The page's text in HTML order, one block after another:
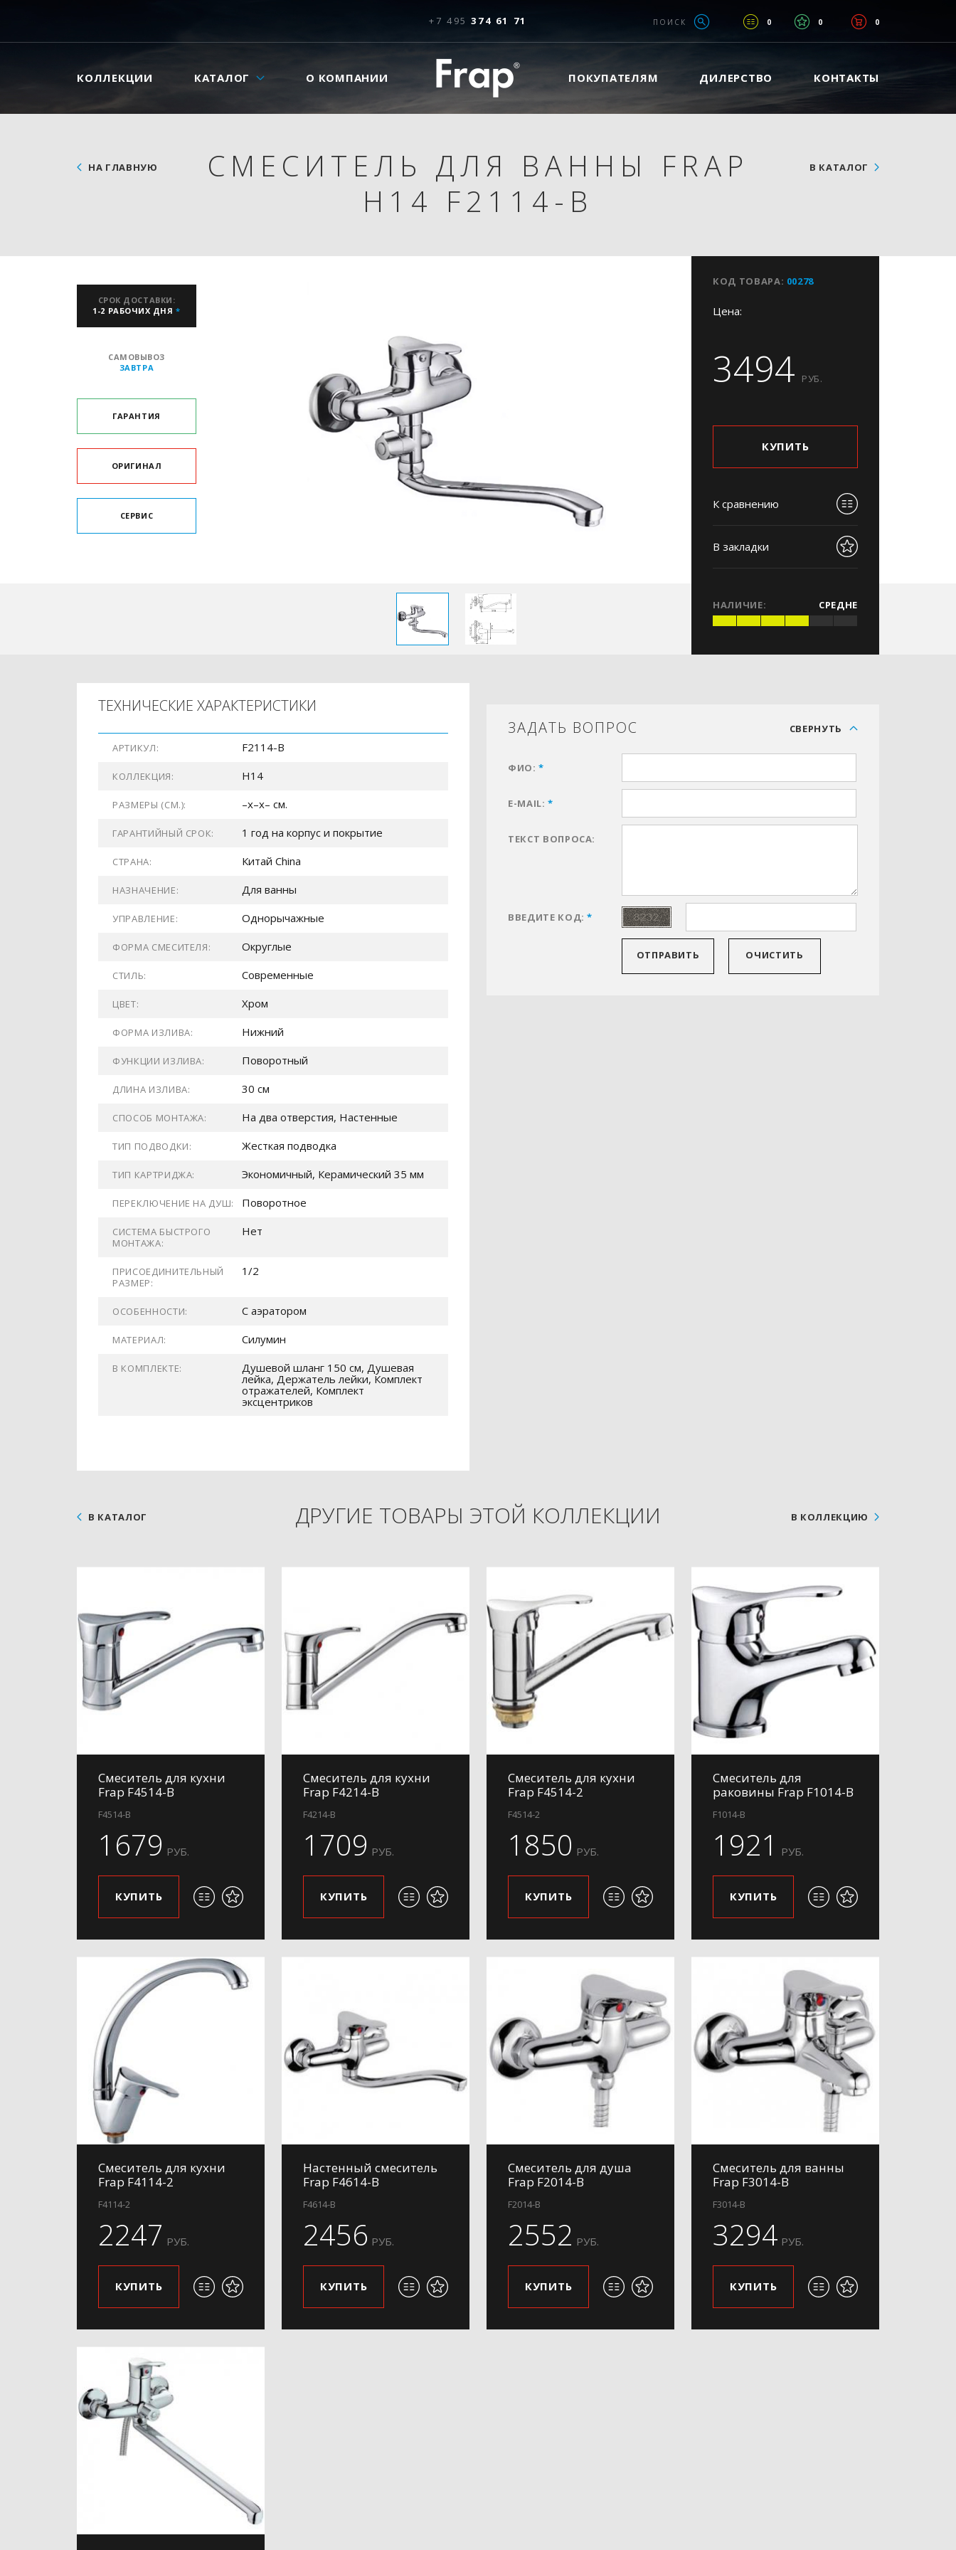
+7 495 374 61 71 0 0 0
ПОИСК
КОЛЛЕКЦИИ КАТАЛОГ О КОМПАНИИ ПОКУПАТЕЛЯМ ДИЛЕРСТВО КОНТАКТЫ
СМЕСИТЕЛЬ ДЛЯ ВАННЫ FRAP
H14 F2114-B
НА ГЛАВНУЮ В КАТАЛОГ
СРОК ДОСТАВКИ:
1-2 РАБОЧИХ ДНЯ*
САМОВЫВОЗ
ЗАВТРА
ГАРАНТИЯ
ОРИГИНАЛ
СЕРВИС
КОД ТОВАРА: 00278
Цена:
3494 РУБ.
КУПИТЬ
К сравнению
В закладки
НАЛИЧИЕ: СРЕДНЕ
ТЕХНИЧЕСКИЕ ХАРАКТЕРИСТИКИ
АРТИКУЛ: F2114-B
КОЛЛЕКЦИЯ: H14
РАЗМЕРЫ (СМ.): –x–x– см.
ГАРАНТИЙНЫЙ СРОК: 1 год на корпус и покрытие
СТРАНА: Китай China
НАЗНАЧЕНИЕ: Для ванны
УПРАВЛЕНИЕ: Однорычажные
ФОРМА СМЕСИТЕЛЯ: Округлые
СТИЛЬ: Современные
ЦВЕТ: Хром
ФОРМА ИЗЛИВА: Нижний
ФУНКЦИИ ИЗЛИВА: Поворотный
ДЛИНА ИЗЛИВА: 30 см
СПОСОБ МОНТАЖА: На два отверстия, Настенные
ТИП ПОДВОДКИ: Жесткая подводка
ТИП КАРТРИДЖА: Экономичный, Керамический 35 мм
ПЕРЕКЛЮЧЕНИЕ НА ДУШ: Поворотное
СИСТЕМА БЫСТРОГО
МОНТАЖА:
Нет
ПРИСОЕДИНИТЕЛЬНЫЙ
РАЗМЕР:
1/2
ОСОБЕННОСТИ: С аэратором
МАТЕРИАЛ: Силумин
В КОМПЛЕКТЕ:
Душевой шланг 150 см, Душевая
лейка, Держатель лейки, Комплект
отражателей, Комплект
эксцентриков
ЗАДАТЬ ВОПРОС СВЕРНУТЬ
ФИО:*
E-MAIL:*
ТЕКСТ ВОПРОСА:
ВВЕДИТЕ КОД:*
ОТПРАВИТЬ ОЧИСТИТЬ
ДРУГИЕ ТОВАРЫ ЭТОЙ КОЛЛЕКЦИИ
В КАТАЛОГ В КОЛЛЕКЦИЮ
Смеситель для кухни
Frap F4514-B
F4514-B
1679 РУБ.
КУПИТЬ
Смеситель для кухни
Frap F4214-B
F4214-B
1709 РУБ.
КУПИТЬ
Смеситель для кухни
Frap F4514-2
F4514-2
1850 РУБ.
КУПИТЬ
Смеситель для
раковины Frap F1014-B
F1014-B
1921 РУБ.
КУПИТЬ
Смеситель для кухни
Frap F4114-2
F4114-2
2247 РУБ.
КУПИТЬ
Настенный смеситель
Frap F4614-B
F4614-B
2456 РУБ.
КУПИТЬ
Смеситель для душа
Frap F2014-B
F2014-B
2552 РУБ.
КУПИТЬ
Смеситель для ванны
Frap F3014-B
F3014-B
3294 РУБ.
КУПИТЬ